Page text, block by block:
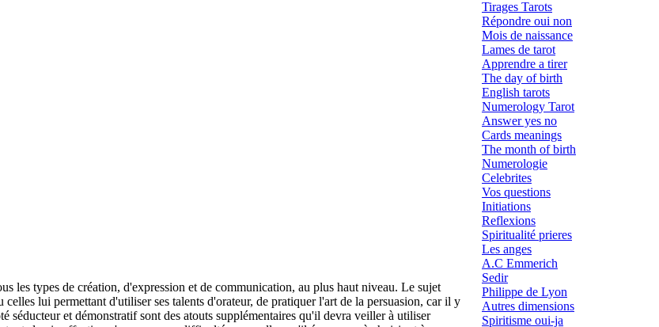
les types de création, d'expression et de communication, au plus haut niveau. Le sujet
celles lui permettant d'utiliser ses talents d'orateur, de pratiquer l'art de la persuasion, car il y
séducteur et démonstratif sont des atouts supplémentaires qu'il devra veiller à utiliser
Tirages Tarots
Répondre oui non
Mois de naissance
Lames de tarot
Apprendre a tirer
The day of birth
English tarots
Numerology Tarot
Answer yes no
Cards meanings
The month of birth
Numerologie
Celebrites
Vos questions
Initiations
Reflexions
Spiritualité prieres
Les anges
A.C Emmerich
Sedir
Philippe de Lyon
Autres dimensions
Spiritisme oui-ja